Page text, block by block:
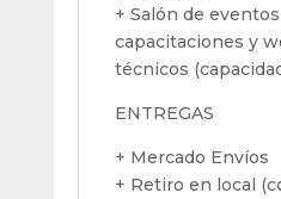
+ Salón de
capacitaciones y
técnicos
ENTREGAS
+ Mercado Envíos
+ Retiro en local